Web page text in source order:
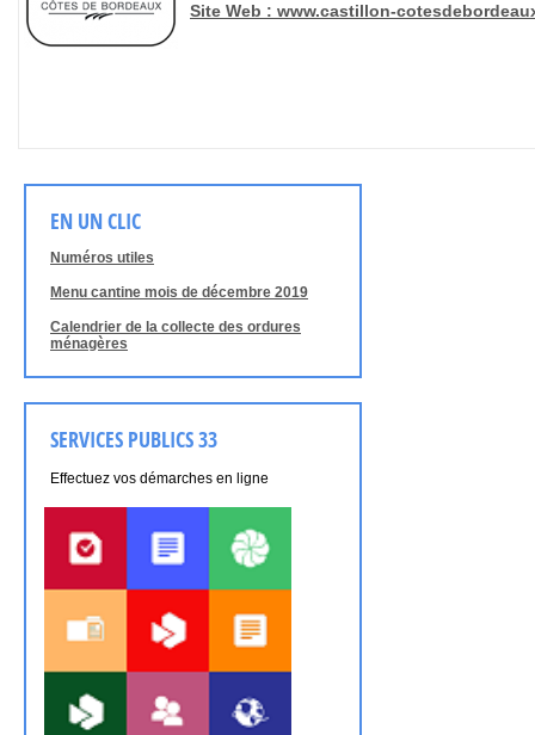
Site Web : www.castillon-
EN UN CLIC
Numéros utiles
Menu cantine mois de décembre 2019
Calendrier de la collecte des ordures
ménagères
SERVICES PUBLICS 33
Effectuez vos démarches en ligne